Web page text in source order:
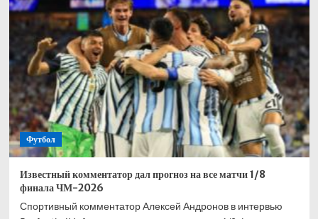
что
взволнован
своим
переходом
в
«Торонто»
Футбол
Известный комментатор дал прогноз на все матчи 1/8
финала ЧМ-2026
Спортивный комментатор Алексей Андронов в интервью